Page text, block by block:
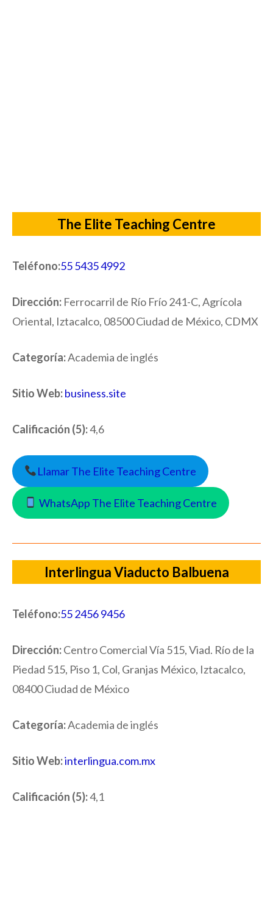
The Elite Teaching Centre
Teléfono:55 5435 4992
Dirección: Ferrocarril de Río Frío 241-C, Agrícola
Oriental, Iztacalco, 08500 Ciudad de México, CDMX
Categoría:Academia de inglés
Sitio Web:business.site
Calificación (5):4,6
Llamar The Elite Teaching Centre
WhatsApp The Elite Teaching Centre
Interlingua Viaducto Balbuena
Teléfono:55 2456 9456
Dirección:Centro Comercial Vía 515, Viad. Río de la
Piedad 515, Piso 1, Col, Granjas México, Iztacalco,
08400 Ciudad de México
Categoría:Academia de inglés
Sitio Web:interlingua.com.mx
Calificación (5):4,1